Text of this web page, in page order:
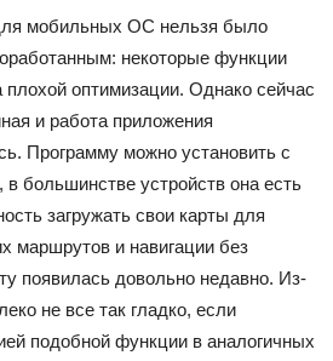
мобильных ОС нельзя было
некоторые функции
плохой оптимизации. Однако сейчас
и работа приложения
Программу можно установить с
большинстве устройств она есть
загружать свои карты для
маршрутов и навигации без
появилась довольно недавно. Из-
не все так гладко, если
подобной функции в аналогичных